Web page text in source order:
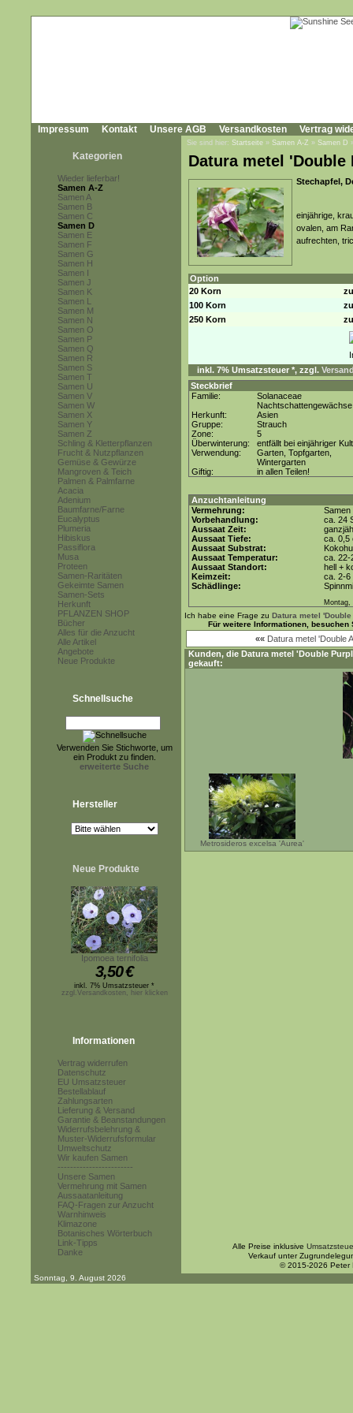
Impressum Kontakt Unsere AGB Versandkosten Vertrag
Kategorien
Wieder lieferbar!
Samen A-Z
Samen A
Samen B
Samen C
Samen D
Samen E
Samen F
Samen G
Samen H
Samen I
Samen J
Samen K
Samen L
Samen M
Samen N
Samen O
Samen P
Samen Q
Samen R
Samen S
Samen T
Samen U
Samen V
Samen W
Samen X
Samen Y
Samen Z
Schling & Kletterpflanzen
Frucht & Nutzpflanzen
Gemüse & Gewürze
Mangroven & Teich
Palmen & Palmfarne
Acacia
Adenium
Baumfarne/Farne
Eucalyptus
Plumeria
Hibiskus
Passiflora
Musa
Proteen
Samen-Raritäten
Gekeimte Samen
Samen-Sets
Herkunft
PFLANZEN SHOP
Bücher
Alles für die Anzucht
Alle Artikel
Angebote
Neue Produkte
Schnellsuche
Verwenden Sie Stichworte, um
ein Produkt zu finden.
erweiterte Suche
Hersteller
Neue Produkte
Ipomoea ternifolia
3,50€
inkl. 7% Umsatzsteuer *
zzgl.Versandkosten, hier klicken
Informationen
Vertrag widerrufen
Datenschutz
EU Umsatzsteuer
Bestellablauf
Zahlungsarten
Lieferung & Versand
Garantie & Beanstandungen
Widerrufsbelehrung &
Muster-Widerrufsformular
Umweltschutz
Wir kaufen Samen
------------------------
Unsere Samen
Vermehrung mit Samen
Aussaatanleitung
FAQ-Fragen zur Anzucht
Warnhinweis
Klimazone
Botanisches Wörterbuch
Link-Tipps
Danke
Sie sind hier: Startseite » Samen A-Z » Samen D
Datura metel 'Double
Stechapfel,
einjährige,
ovalen, am
aufrechten,
Option
20 Korn
100 Korn
250 Korn
inkl. 7% Umsatzsteuer *, zzgl.
Steckbrief
Familie:
Solanaceae
Nachtschattengewächse
Herkunft:
Asien
Gruppe:
Strauch
Zone:
5
Überwinterung:
entfällt bei einjähriger
Verwendung:
Garten, Topfgarten,
Wintergarten
Giftig:
in allen Teilen!
Anzuchtanleitung
Vermehrung:
Samen
Vorbehandlung:
ca. 24
Aussaat Zeit:
Aussaat Tiefe:
ca. 0,5
Aussaat Substrat:
Aussaat Temperatur:
ca. 22-
Aussaat Standort:
hell +
Keimzeit:
ca. 2-6
Schädlinge:
Montag,
Ich habe eine Frage zu Datura metel
Für weitere Informationen, besuchen
«« Datura metel 'Double
Kunden, die Datura metel 'Double
gekauft:
Metrosideros excelsa 'Aurea'
Alle Preise inklusive
Verkauf unter
© 2015-2026 Peter
Sonntag, 9. August 2026